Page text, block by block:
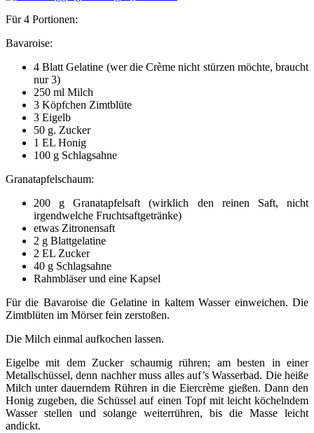
Für 4 Portionen:
Bavaroise:
4 Blatt Gelatine (wer die Crème nicht stürzen möchte, braucht
nur 3)
250 ml Milch
3 Köpfchen Zimtblüte
3 Eigelb
50 g. Zucker
1 EL Honig
100 g Schlagsahne
Granatapfelschaum:
200 g Granatapfelsaft (wirklich den reinen Saft, nicht
irgendwelche Fruchtsaftgetränke)
etwas Zitronensaft
2 g Blattgelatine
2 EL Zucker
40 g Schlagsahne
Rahmbläser und eine Kapsel
Für die Bavaroise die Gelatine in kaltem Wasser einweichen. Die
Zimtblüten im Mörser fein zerstoßen.
Die Milch einmal aufkochen lassen.
Eigelbe mit dem Zucker schaumig rühren; am besten in einer
Metallschüssel, denn nachher muss alles auf’s Wasserbad. Die heiße
Milch unter dauerndem Rühren in die Eiercrème gießen. Dann den
Honig zugeben, die Schüssel auf einen Topf mit leicht köchelndem
Wasser stellen und solange weiterrühren, bis die Masse leicht
andickt.